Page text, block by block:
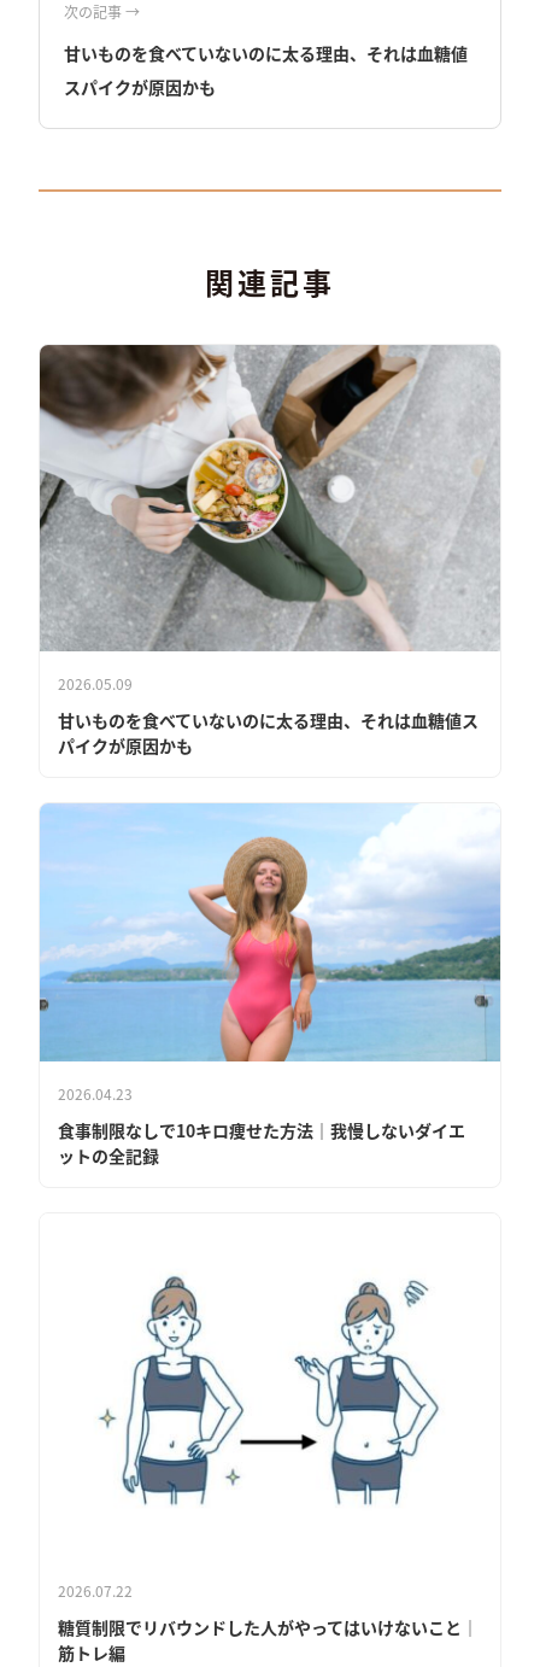
次の記事 →
甘いものを食べていないのに太る理由、それは血糖値
スパイクが原因かも
関連記事
2026.05.09
甘いものを食べていないのに太る理由、それは血糖値ス
パイクが原因かも
2026.04.23
食事制限なしで10キロ痩せた方法｜我慢しないダイエ
ットの全記録
2026.07.22
糖質制限でリバウンドした人がやってはいけないこと│
筋トレ編